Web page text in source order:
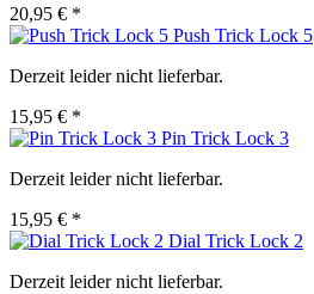
20,95 € *
Push Trick Lock 5
Derzeit leider nicht lieferbar.
15,95 € *
Pin Trick Lock 3
Derzeit leider nicht lieferbar.
15,95 € *
Dial Trick Lock 2
Derzeit leider nicht lieferbar.